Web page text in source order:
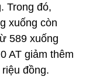
Trong đó,
xuống còn
589 xuống
AT giảm thêm
đồng.